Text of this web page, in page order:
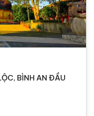
BÌNH AN ĐẦU